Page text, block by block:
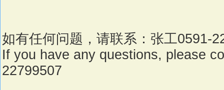
如有任何问题，请联系： 张工0591-
If you have any questions, please
22799507